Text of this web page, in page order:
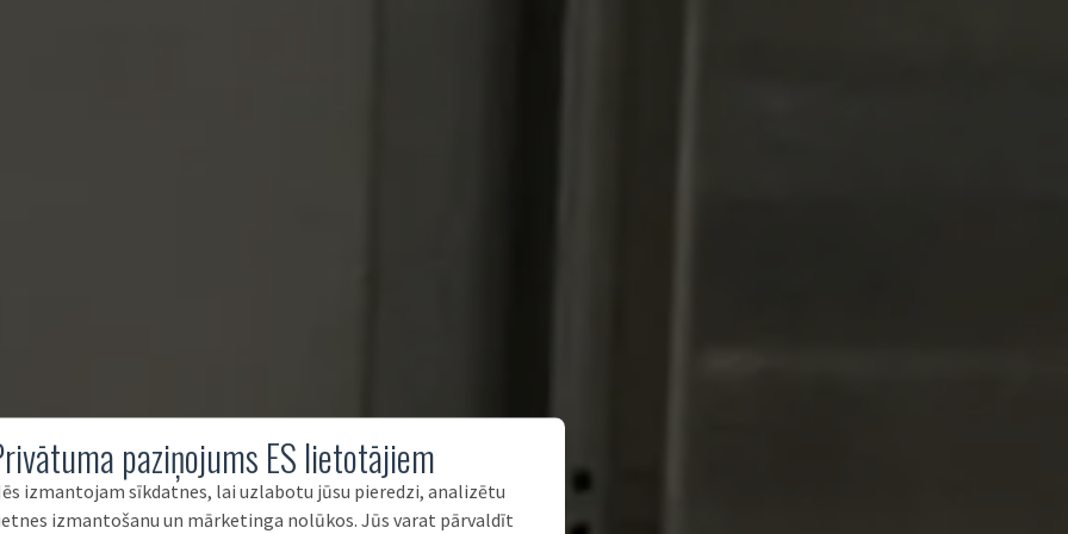
paziņojums ES lietotājiem
izmantojam sīkdatnes, lai uzlabotu jūsu pieredzi, analizētu
izmantošanu un mārketinga nolūkos. Jūs varat pārvaldīt